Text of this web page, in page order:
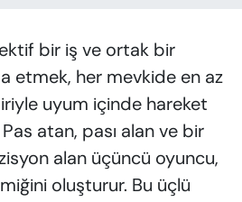
bir iş ve ortak bir
etmek, her mevkide en az
uyum içinde hareket
atan, pası alan ve bir
alan üçüncü oyuncu,
oluşturur. Bu üçlü